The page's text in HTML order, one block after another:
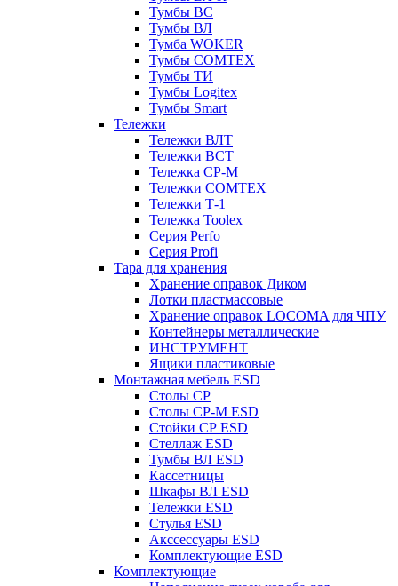
Тумбы ВС
Тумбы ВЛ
Тумба WOKER
Тумбы COMTEX
Тумбы ТИ
Тумбы Logitex
Тумбы Smart
Тележки
Тележки ВЛТ
Тележки ВСТ
Тележка СР-М
Тележки COMTEX
Тележки Т-1
Тележка Toolex
Серия Perfo
Серия Profi
Тара для хранения
Хранение оправок Диком
Лотки пластмассовые
Хранение оправок LOCOMA для ЧПУ
Контейнеры металлические
ИНСТРУМЕНТ
Ящики пластиковые
Монтажная мебель ESD
Столы СР
Столы СР-М ESD
Стойки СР ESD
Стеллаж ESD
Тумбы ВЛ ESD
Кассетницы
Шкафы ВЛ ESD
Тележки ESD
Стулья ESD
Акссессуары ESD
Комплектующие ESD
Комплектующие